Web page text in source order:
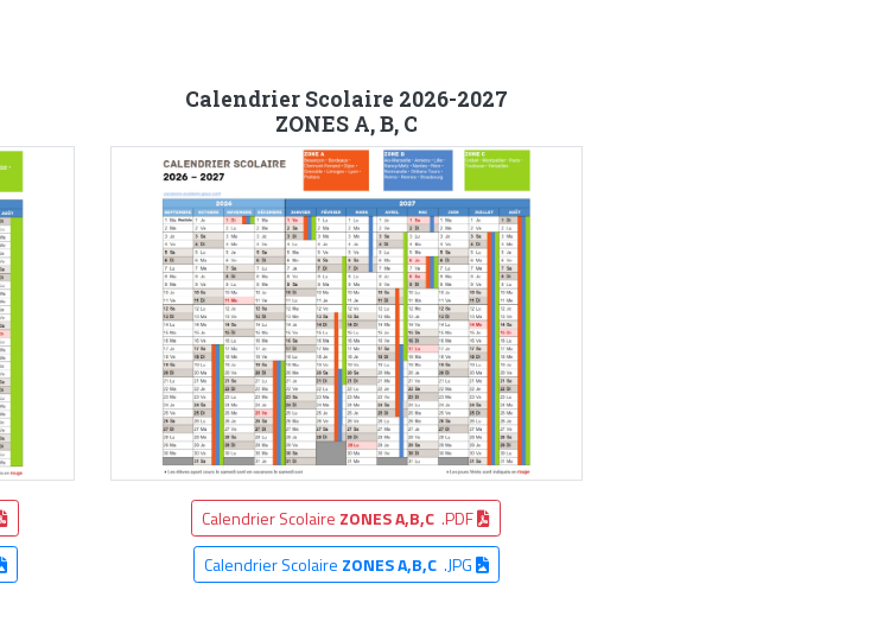
Calendrier Scolaire 2026-2027
ZONES A, B, C
Calendrier Scolaire ZONES A,B,C .PDF
Calendrier Scolaire ZONES A,B,C.JPG